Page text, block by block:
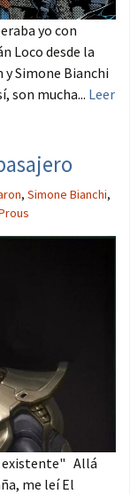
yo con
Loco desde la
y Simone Bianchi
son mucha... Leer
, Simone Bianchi,
existente" Allá
me leí El